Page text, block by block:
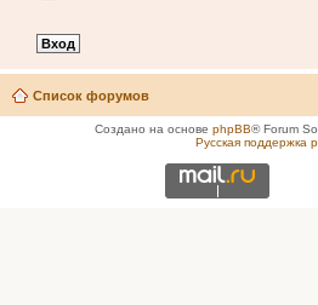
Список форумов
Создано на основе phpBB® Forum
Русская поддержка